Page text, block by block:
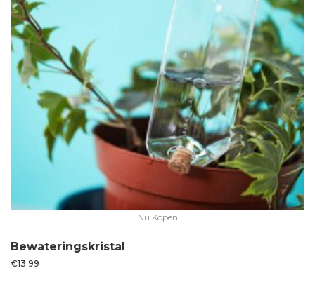
Nu Kopen
Bewateringskristal
€13.99